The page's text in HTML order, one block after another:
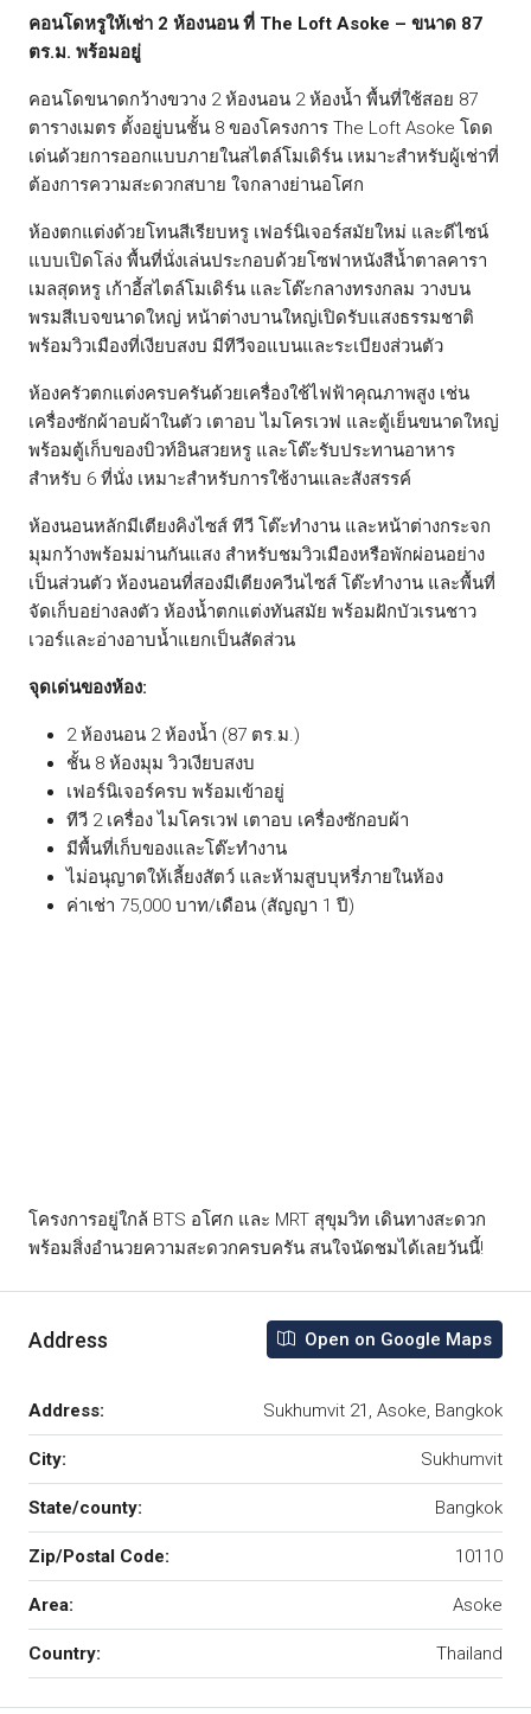
คอนโดหรูให้เช่า 2 ห้องนอน ที่ The Loft Asoke – ขนาด 87
ตร.ม. พร้อมอยู่
คอนโดขนาดกว้างขวาง 2 ห้องนอน 2 ห้องน้ำ พื้นที่ใช้สอย 87
ตารางเมตร ตั้งอยู่บนชั้น 8 ของโครงการ The Loft Asoke โดด
เด่นด้วยการออกแบบภายในสไตล์โมเดิร์น เหมาะสำหรับผู้เช่าที่
ต้องการความสะดวกสบาย ใจกลางย่านอโศก
ห้องตกแต่งด้วยโทนสีเรียบหรู เฟอร์นิเจอร์สมัยใหม่ และดีไซน์
แบบเปิดโล่ง พื้นที่นั่งเล่นประกอบด้วยโซฟาหนังสีน้ำตาลคารา
เมลสุดหรู เก้าอี้สไตล์โมเดิร์น และโต๊ะกลางทรงกลม วางบน
พรมสีเบจขนาดใหญ่ หน้าต่างบานใหญ่เปิดรับแสงธรรมชาติ
พร้อมวิวเมืองที่เงียบสงบ มีทีวีจอแบนและระเบียงส่วนตัว
ห้องครัวตกแต่งครบครันด้วยเครื่องใช้ไฟฟ้าคุณภาพสูง เช่น
เครื่องซักผ้าอบผ้าในตัว เตาอบ ไมโครเวฟ และตู้เย็นขนาดใหญ่
พร้อมตู้เก็บของบิวท์อินสวยหรู และโต๊ะรับประทานอาหาร
สำหรับ 6 ที่นั่ง เหมาะสำหรับการใช้งานและสังสรรค์
ห้องนอนหลักมีเตียงคิงไซส์ ทีวี โต๊ะทำงาน และหน้าต่างกระจก
มุมกว้างพร้อมม่านกันแสง สำหรับชมวิวเมืองหรือพักผ่อนอย่าง
เป็นส่วนตัว ห้องนอนที่สองมีเตียงควีนไซส์ โต๊ะทำงาน และพื้นที่
จัดเก็บอย่างลงตัว ห้องน้ำตกแต่งทันสมัย พร้อมฝักบัวเรนชาว
เวอร์และอ่างอาบน้ำแยกเป็นสัดส่วน
จุดเด่นของห้อง:
2 ห้องนอน 2 ห้องน้ำ (87 ตร.ม.)
ชั้น 8 ห้องมุม วิวเงียบสงบ
เฟอร์นิเจอร์ครบ พร้อมเข้าอยู่
ทีวี 2 เครื่อง ไมโครเวฟ เตาอบ เครื่องซักอบผ้า
มีพื้นที่เก็บของและโต๊ะทำงาน
ไม่อนุญาตให้เลี้ยงสัตว์ และห้ามสูบบุหรี่ภายในห้อง
ค่าเช่า 75,000 บาท/เดือน (สัญญา 1 ปี)
โครงการอยู่ใกล้ BTS อโศก และ MRT สุขุมวิท เดินทางสะดวก
พร้อมสิ่งอำนวยความสะดวกครบครัน สนใจนัดชมได้เลยวันนี้!
Address Open on Google Maps
Address: Sukhumvit 21, Asoke, Bangkok
City: Sukhumvit
State/county: Bangkok
Zip/Postal Code: 10110
Area: Asoke
Country: Thailand